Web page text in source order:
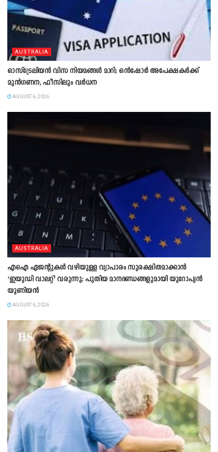
AUSTRALIA
ഓസ്‌ട്രേലിയൻ വിസ നിയമങ്ങൾ മാറി; ഒൻഷോർ അപേക്ഷകർക്ക്
മുൻഗണന, ഫീസിലും വർധന
AUGUST 6, 2026
AUSTRALIA
എഐ ഏജന്റുകൾ വഴിയുള്ള വ്യാപാരം സുരക്ഷിതമാക്കാൻ
‘ഇയുഡി വാലറ്റ്’ വരുന്നു; പുതിയ മാനദണ്ഡങ്ങളുമായി യുറോപ്യൻ
യൂണിയൻ
AUGUST 6, 2026